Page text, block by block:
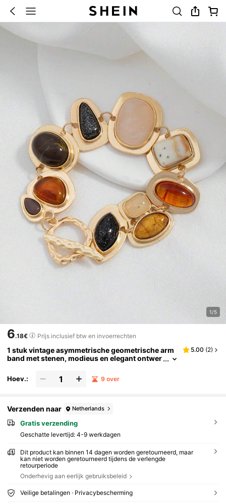
1/5
6.18€ Prijs inclusief btw en invoerrechten
1 stuk vintage asymmetrische geometrische arm
band met stenen, modieus en elegant ontwer
5.00 (2)
Hoev.: 9 over
Verzenden naar Netherlands
Gratis verzending
Geschatte levertijd: 4-9 werkdagen
Dit product kan binnen 14 dagen worden geretourneerd, maar
kan niet worden geretourneerd tijdens de verlengde
retourperiode
Onderhevig aan eerlijk gebruiksbeleid
Veilige betalingen · Privacybescherming